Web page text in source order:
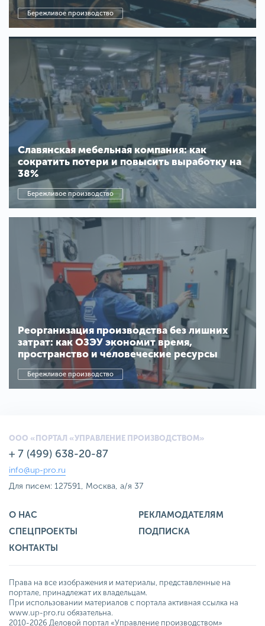
Бережливое производство
Славянская мебельная компания: как
сократить потери и повысить выработку на
38%
Бережливое производство
Реорганизация производства без лишних
затрат: как ОЗЭУ экономит время,
пространство и человеческие ресурсы
Бережливое производство
ООО «ПОРТАЛ «УПРАВЛЕНИЕ ПРОИЗВОДСТВОМ»
+ 7 (499) 638-20-87
info@up-pro.ru
Для писем: 127591, Москва, а/я 37
О НАС
РЕКЛАМОДАТЕЛЯМ
СПЕЦПРОЕКТЫ
ПОДПИСКА
КОНТАКТЫ
Права на все изображения и материалы, представленные на
портале, принадлежат их владельцам.
При использовании материалов с портала активная ссылка на
www.up-pro.ru обязательна.
2010-2026 Деловой портал «Управление производством»